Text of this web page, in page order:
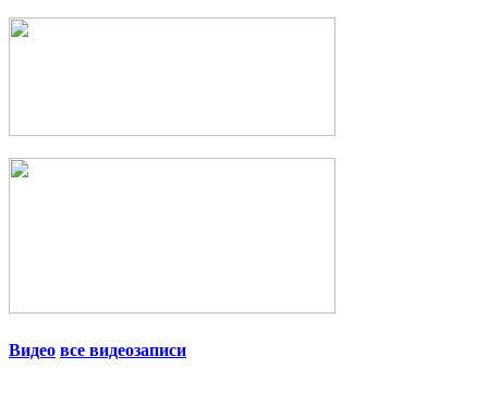
Видео все видеозаписи